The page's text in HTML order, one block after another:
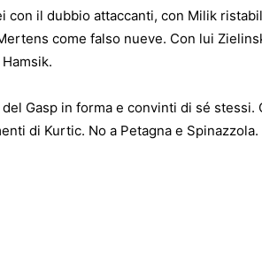
con il dubbio attaccanti, con Milik
come falso nueve. Con lui
Gasp in forma e convinti di sé stessi.
di Kurtic. No a Petagna e Spinazzola.